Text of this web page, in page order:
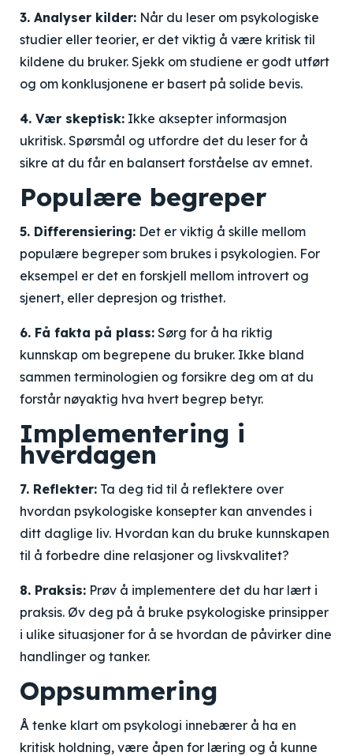
3. Analyser kilder: Når du leser om psykologiske
studier eller teorier, er det viktig å være kritisk til
kildene du bruker. Sjekk om studiene er godt utført
og om konklusjonene er basert på solide bevis.
4. Vær skeptisk: Ikke aksepter informasjon
ukritisk. Spørsmål og utfordre det du leser for å
sikre at du får en balansert forståelse av emnet.
Populære begreper
5. Differensiering: Det er viktig å skille mellom
populære begreper som brukes i psykologien. For
eksempel er det en forskjell mellom introvert og
sjenert, eller depresjon og tristhet.
6. Få fakta på plass: Sørg for å ha riktig
kunnskap om begrepene du bruker. Ikke bland
sammen terminologien og forsikre deg om at du
forstår nøyaktig hva hvert begrep betyr.
Implementering i
hverdagen
7. Reflekter: Ta deg tid til å reflektere over
hvordan psykologiske konsepter kan anvendes i
ditt daglige liv. Hvordan kan du bruke kunnskapen
til å forbedre dine relasjoner og livskvalitet?
8. Praksis: Prøv å implementere det du har lært i
praksis. Øv deg på å bruke psykologiske prinsipper
i ulike situasjoner for å se hvordan de påvirker dine
handlinger og tanker.
Oppsummering
Å tenke klart om psykologi innebærer å ha en
kritisk holdning, være åpen for læring og å kunne